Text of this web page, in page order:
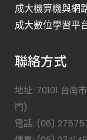
成大機算機與網
成大數位學習
聯絡方式
地址: 70101 台南
門)
電話: (06)